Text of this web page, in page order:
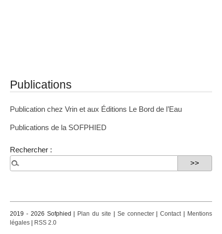
Publications
Publication chez Vrin et aux Éditions Le Bord de l’Eau
Publications de la SOFPHIED
Rechercher :
2019 - 2026 Sofphied | Plan du site Se connecter|Contact|
Mentions
légales
RSS 2.0